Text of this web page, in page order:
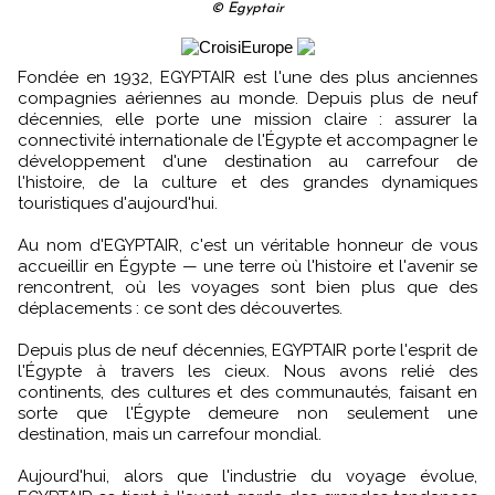
© Egyptair
Fondée en 1932, EGYPTAIR est l'une des plus anciennes
compagnies aériennes au monde. Depuis plus de neuf
décennies, elle porte une mission claire : assurer la
connectivité internationale de l'Égypte et accompagner le
développement d'une destination au carrefour de
l'histoire, de la culture et des grandes dynamiques
touristiques d'aujourd'hui.
Au nom d'EGYPTAIR, c'est un véritable honneur de vous
accueillir en Égypte — une terre où l'histoire et l'avenir se
rencontrent, où les voyages sont bien plus que des
déplacements : ce sont des découvertes.
Depuis plus de neuf décennies, EGYPTAIR porte l'esprit de
l'Égypte à travers les cieux. Nous avons relié des
continents, des cultures et des communautés, faisant en
sorte que l'Égypte demeure non seulement une
destination, mais un carrefour mondial.
Aujourd'hui, alors que l'industrie du voyage évolue,